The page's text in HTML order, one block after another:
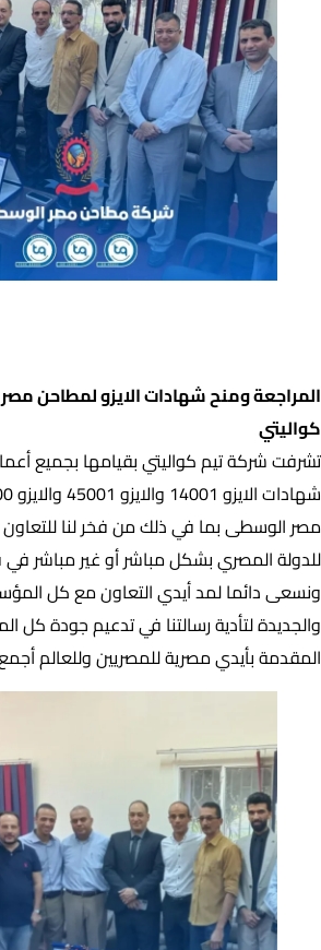
المراجعة ومنح شهادات الايزو لمطاحن
كواليتي
تشرفت شركة تيم كواليتي بقيامها بجميع
مصر الوسطى بما في ذلك من فخر لنا
للدولة المصري بشكل مباشر أو غير مباشر
ونسعى دائما لمد أيدي التعاون مع كل
والجديدة لتأدية رسالتنا في تدعيم جودة كل
المقدمة بأيدي مصرية للمصريين وللعالم